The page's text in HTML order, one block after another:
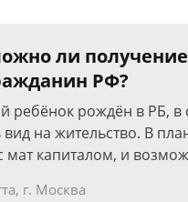
ли
РФ?
ребёнок рождён в РБ,
вид на жительство. В
мат капиталом, и
г. Москва